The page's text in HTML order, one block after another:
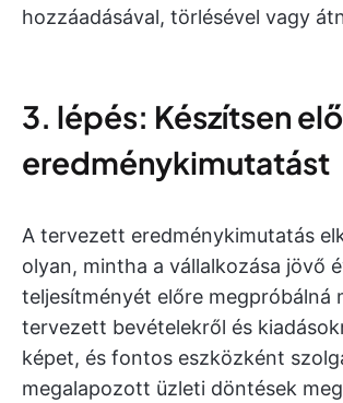
hozzáadásával, törlésével vagy
3. lépés: Készítsen
eredménykimutatást
A tervezett eredménykimutatás
olyan, mintha a vállalkozása jövő
teljesítményét előre megpróbálná
tervezett bevételekről és
képet, és fontos eszközként
megalapozott üzleti döntések